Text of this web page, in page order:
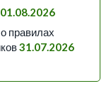
01.08.2026
правилах
31.07.2026